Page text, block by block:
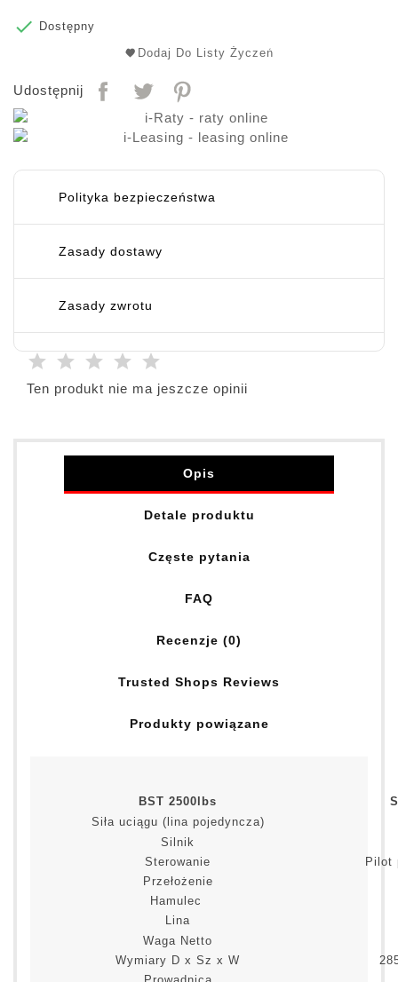

Dostępny
Dodaj Do Listy Życzeń
Udostępnij
Polityka bezpieczeństwa
Zasady dostawy
Zasady zwrotu
Ten produkt nie ma jeszcze opinii
Opis
Detale produktu
Częste pytania
FAQ
Recenzje (0)
Trusted Shops Reviews
Produkty powiązane
BST 2500lbs
Siła uciągu (lina pojedyncza)
Silnik
Sterowanie
Pilot
Przełożenie
Hamulec
Lina
Waga Netto
Wymiary D x Sz x W